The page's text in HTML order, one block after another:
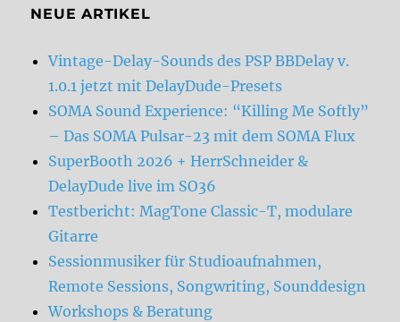
NEUE ARTIKEL
Vintage-Delay-Sounds des PSP BBDelay v.
1.0.1 jetzt mit DelayDude-Presets
SOMA Sound Experience: “Killing Me Softly”
– Das SOMA Pulsar-23 mit dem SOMA Flux
SuperBooth 2026 + HerrSchneider &
DelayDude live im SO36
Testbericht: MagTone Classic-T, modulare
Gitarre
Sessionmusiker für Studioaufnahmen,
Remote Sessions, Songwriting, Sounddesign
Workshops & Beratung